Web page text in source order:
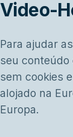
Video-
Para ajudar
seu conteúdo
sem cookies
alojado na
Europa.